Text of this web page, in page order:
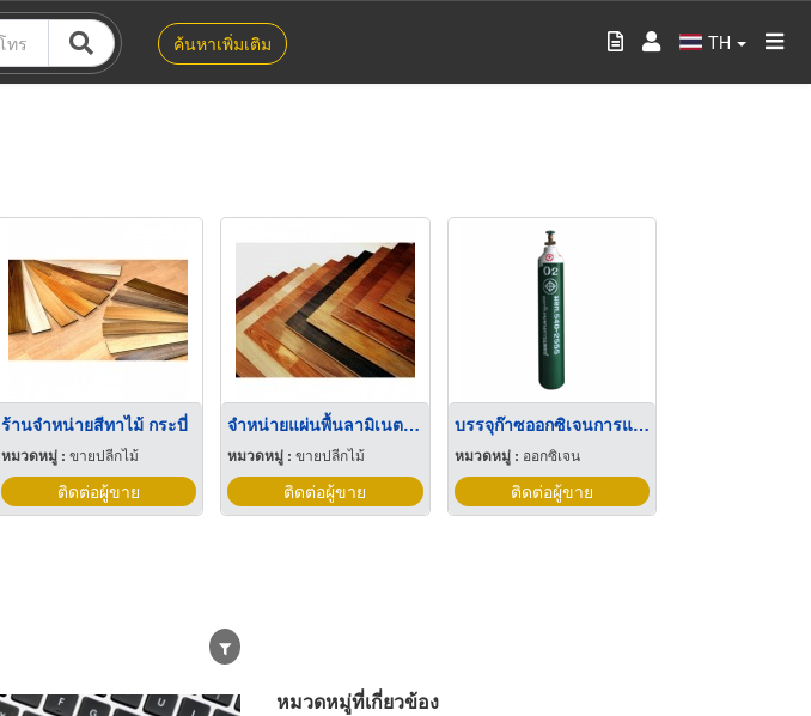
ค้นหาเพิ่มเติม TH
ร้านจำหน่ายสีทาไม้ กระบี่
หมวดหมู่ : ขายปลีกไม้
ติดต่อผู้ขาย
จำหน่ายแผ่นพื้นลามิเนต กระบี่
หมวดหมู่ : ขายปลีกไม้
ติดต่อผู้ขาย
บรรจุก๊าซออกซิเจนการแพทย์
หมวดหมู่ : ออกซิเจน
ติดต่อผู้ขาย
หมวดหมู่ที่เกี่ยวข้อง